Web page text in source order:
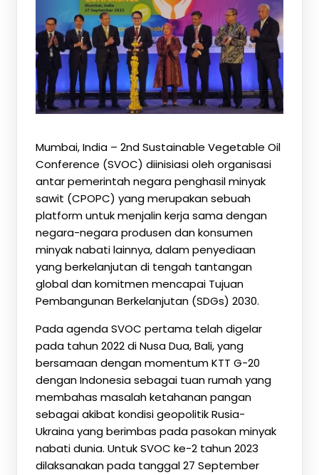
Mumbai, India – 2nd Sustainable Vegetable Oil
Conference (SVOC) diinisiasi oleh organisasi
antar pemerintah negara penghasil minyak
sawit (CPOPC) yang merupakan sebuah
platform untuk menjalin kerja sama dengan
negara-negara produsen dan konsumen
minyak nabati lainnya, dalam penyediaan
yang berkelanjutan di tengah tantangan
global dan komitmen mencapai Tujuan
Pembangunan Berkelanjutan (SDGs) 2030.
Pada agenda SVOC pertama telah digelar
pada tahun 2022 di Nusa Dua, Bali, yang
bersamaan dengan momentum KTT G-20
dengan Indonesia sebagai tuan rumah yang
membahas masalah ketahanan pangan
sebagai akibat kondisi geopolitik Rusia-
Ukraina yang berimbas pada pasokan minyak
nabati dunia. Untuk SVOC ke-2 tahun 2023
dilaksanakan pada tanggal 27 September